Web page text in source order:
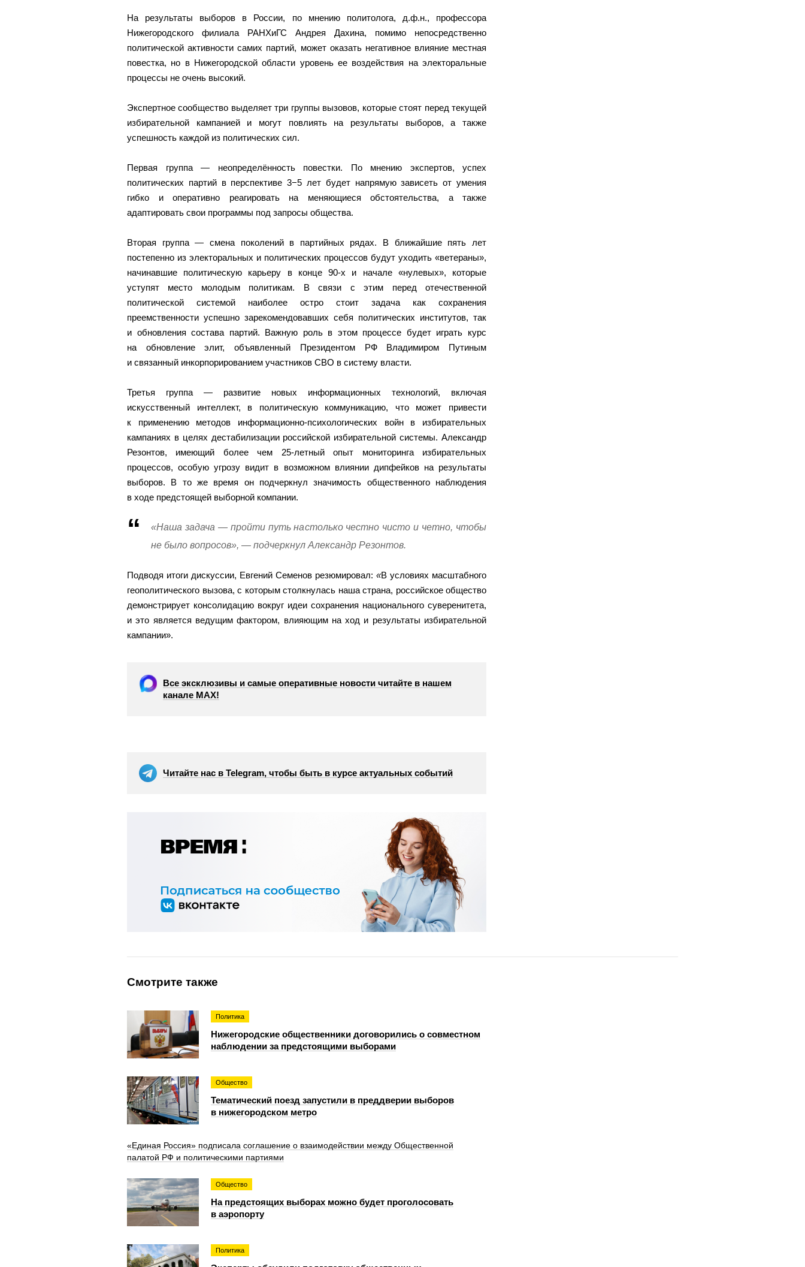
На результаты выборов в России, по мнению политолога, д.ф.н., профессора
Нижегородского филиала РАНХиГС Андрея Дахина, помимо непосредственно
политической активности самих партий, может оказать негативное влияние местная
повестка, но в Нижегородской области уровень ее воздействия на электоральные
процессы не очень высокий.
Экспертное сообщество выделяет три группы вызовов, которые стоят перед текущей
избирательной кампанией и могут повлиять на результаты выборов, а также
успешность каждой из политических сил.
Первая группа — неопределённость повестки. По мнению экспертов, успех
политических партий в перспективе 3−5 лет будет напрямую зависеть от умения
гибко и оперативно реагировать на меняющиеся обстоятельства, а также
адаптировать свои программы под запросы общества.
Вторая группа — смена поколений в партийных рядах. В ближайшие пять лет
постепенно из электоральных и политических процессов будут уходить «ветераны»,
начинавшие политическую карьеру в конце 90-х и начале «нулевых», которые
уступят место молодым политикам. В связи с этим перед отечественной
политической системой наиболее остро стоит задача как сохранения
преемственности успешно зарекомендовавших себя политических институтов, так
и обновления состава партий. Важную роль в этом процессе будет играть курс
на обновление элит, объявленный Президентом РФ Владимиром Путиным
и связанный инкорпорированием участников СВО в систему власти.
Третья группа — развитие новых информационных технологий, включая
искусственный интеллект, в политическую коммуникацию, что может привести
к применению методов информационно-психологических войн в избирательных
кампаниях в целях дестабилизации российской избирательной системы. Александр
Резонтов, имеющий более чем 25-летный опыт мониторинга избирательных
процессов, особую угрозу видит в возможном влиянии дипфейков на результаты
выборов. В то же время он подчеркнул значимость общественного наблюдения
в ходе предстоящей выборной компании.
«Наша задача — пройти путь настолько честно чисто и четно, чтобы
не было вопросов», — подчеркнул Александр Резонтов.
Подводя итоги дискуссии, Евгений Семенов резюмировал: «В условиях масштабного
геополитического вызова, с которым столкнулась наша страна, российское общество
демонстрирует консолидацию вокруг идеи сохранения национального суверенитета,
и это является ведущим фактором, влияющим на ход и результаты избирательной
кампании».
Все эксклюзивы и самые оперативные новости читайте в нашем
канале МАХ!
Читайте нас в Telegram, чтобы быть в курсе актуальных событий
Смотрите также
Политика
Нижегородские общественники договорились о совместном
наблюдении за предстоящими выборами
Общество
Тематический поезд запустили в преддверии выборов
в нижегородском метро
«Единая Россия» подписала соглашение о взаимодействии между Общественной
палатой РФ и политическими партиями
Общество
На предстоящих выборах можно будет проголосовать
в аэропорту
Политика